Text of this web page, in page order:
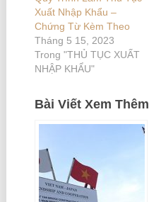
Xuất Nhập Khẩu –
Chứng Từ Kèm Theo
Tháng 5 15, 2023
Trong "THỦ TỤC XUẤT
NHẬP KHẨU"
Bài Viết Xem Thêm